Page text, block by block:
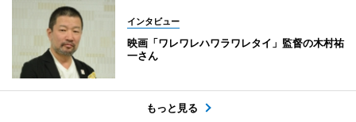
インタビュー
映画「ワレワレハワラワレタイ」監督の木村祐
一さん
もっと見る